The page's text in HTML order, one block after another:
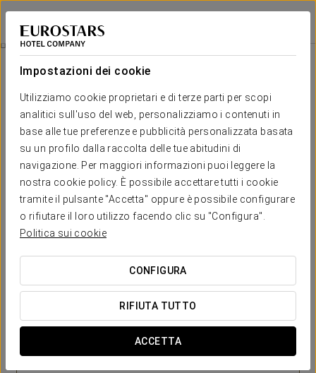
Impostazioni dei cookie
Utilizziamo cookie proprietari e di terze parti per scopi
analitici sull'uso del web, personalizziamo i contenuti in
base alle tue preferenze e pubblicità personalizzata basata
su un profilo dalla raccolta delle tue abitudini di
navigazione. Per maggiori informazioni puoi leggere la
nostra cookie policy. È possibile accettare tutti i cookie
tramite il pulsante "Accetta" oppure è possibile configurare
o rifiutare il loro utilizzo facendo clic su "Configura".
Politica sui cookie
CONFIGURA
RIFIUTA TUTTO
ACCETTA
Eurostars Marqués de Villalta
CARTAGENA DE INDIAS
Camere
Camere
Il comfort e il riposo di cui hai
bisogno
L'Eurostars Marqués de Villalta è unboutique hotel
camera è progettata individualmente, con una decorazione
unica che si caratterizza per il rispetto deglielementi storici
dell'edificio stesso.
Con una chiaraessenza coloniale, le camere si aprono su un
accogliente cortile interno che dona luce e calore.
SERVIZI ESCLUSIVI
Camera